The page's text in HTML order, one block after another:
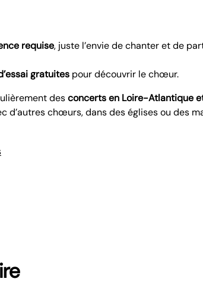
requise, juste l’envie de chanter et de
gratuites pour découvrir le chœur.
desconcerts en Loire-Atlantique
d’autres chœurs, dans des églises ou des